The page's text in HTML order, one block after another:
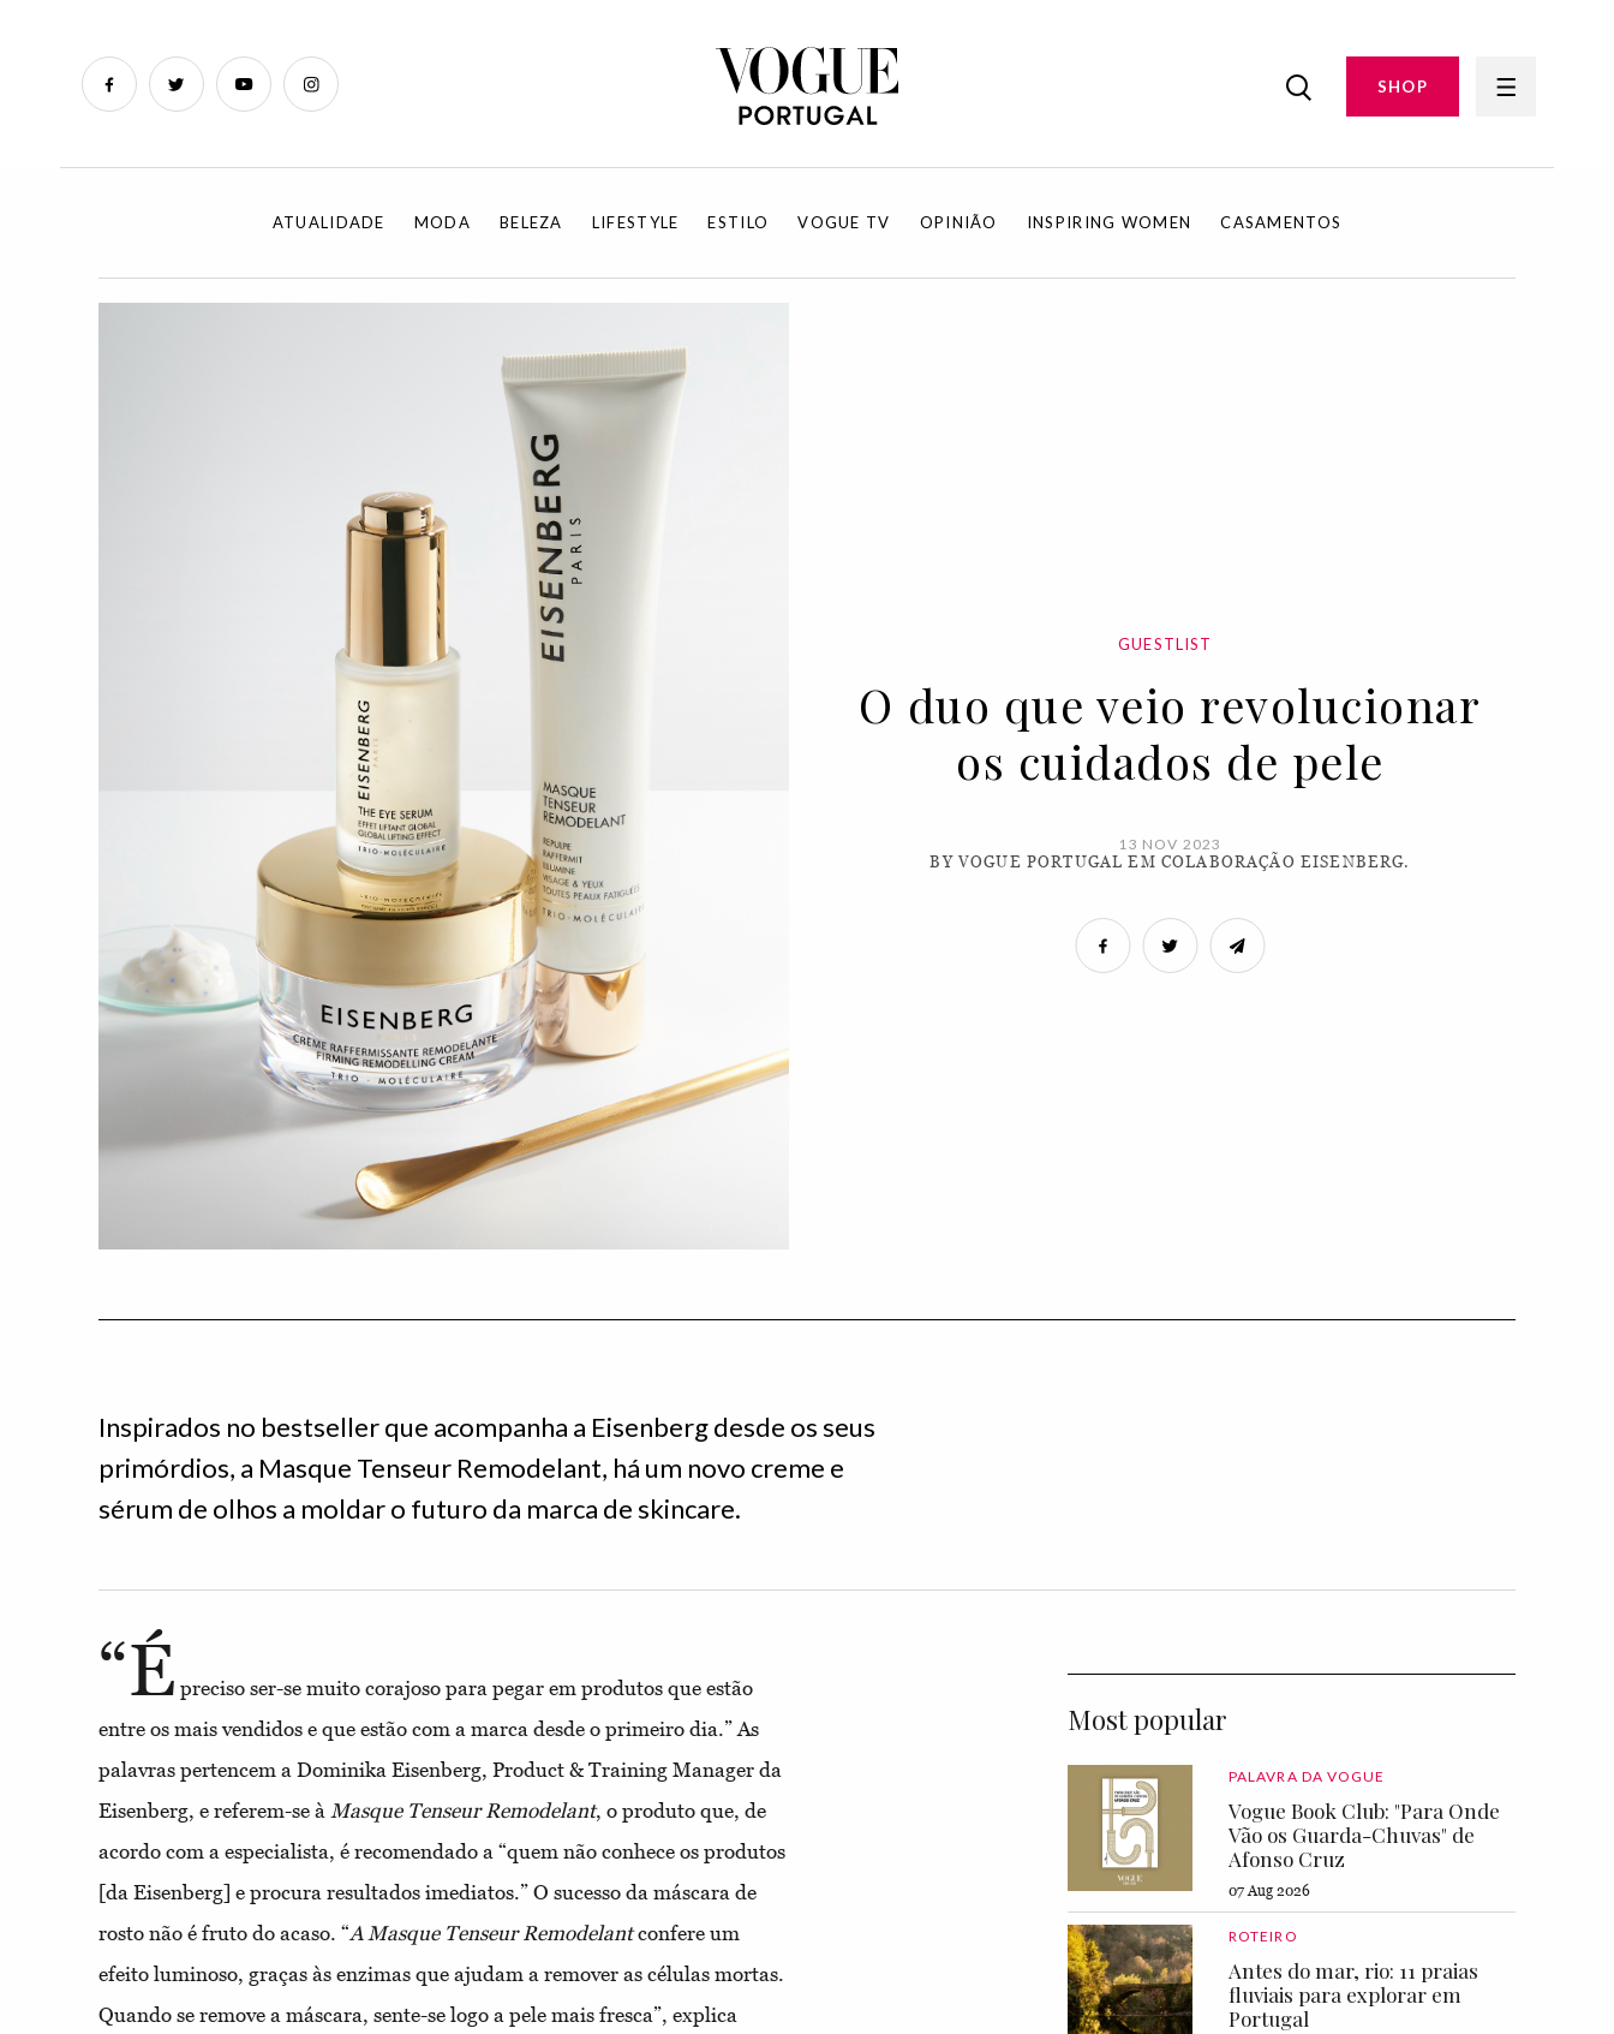
SHOP
ATUALIDADE MODA BELEZA LIFESTYLE ESTILO VOGUE TV OPINIÃO INSPIRING WOMEN CASAMENTOS
GUESTLIST
O duo que veio revolucionar
os cuidados de pele
13 NOV 2023
BY VOGUE PORTUGAL EM COLABORAÇÃO EISENBERG.
Inspirados no bestseller que acompanha a Eisenberg desde os seus
primórdios, a Masque Tenseur Remodelant, há um novo creme e
sérum de olhos a moldar o futuro da marca de skincare.
“É preciso ser-se muito corajoso para pegar em produtos que estão
entre os mais vendidos e que estão com a marca desde o primeiro dia.” As
palavras pertencem a Dominika Eisenberg, Product & Training Manager da
Eisenberg, e referem-se à Masque Tenseur Remodelant, o produto que, de
acordo com a especialista, é recomendado a “quem não conhece os produtos
[da Eisenberg] e procura resultados imediatos.” O sucesso da máscara de
rosto não é fruto do acaso. “A Masque Tenseur Remodelantconfere um
efeito luminoso, graças às enzimas que ajudam a remover as células mortas.
Quando se remove a máscara, sente-se logo a pele mais fresca”, explica
Most popular
PALAVRA DA VOGUE
Vogue Book Club: "Para Onde
Vão os Guarda-Chuvas" de
Afonso Cruz
07 Aug 2026
ROTEIRO
Antes do mar, rio: 11 praias
fluviais para explorar em
Portugal